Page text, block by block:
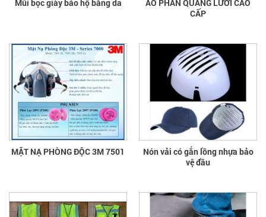
Mũi bọc giày bảo hộ bằng da
ÁO PHẢN QUANG LƯỚI CAO
CẤP
MẶT NẠ PHÒNG ĐỘC 3M 7501
Nón vải có gắn lồng nhựa bảo
vệ đầu